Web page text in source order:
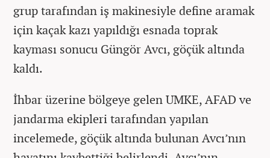
grup tarafından iş makinesiyle define aramak
için kaçak kazı yapıldığı esnada toprak
kayması sonucu Güngör Avcı, göçük altında
kaldı.
İhbar üzerine bölgeye gelen UMKE, AFAD ve
jandarma ekipleri tarafından yapılan
incelemede, göçük altında bulunan Avcı’nın